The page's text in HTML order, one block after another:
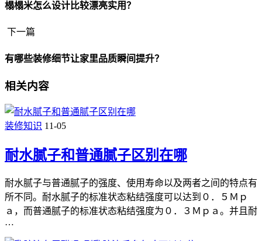
榻榻米怎么设计比较漂亮实用？
下一篇
有哪些装修细节让家里品质瞬间提升？
相关内容
装修知识 11-05
耐水腻子和普通腻子区别在哪
耐水腻子与普通腻子的强度、使用寿命以及两者之间的特点有
所不同。耐水腻子的标准状态粘结强度可以达到０．５Ｍｐ
ａ，而普通腻子的标准状态粘结强度为０．３Ｍｐａ。并且耐
…